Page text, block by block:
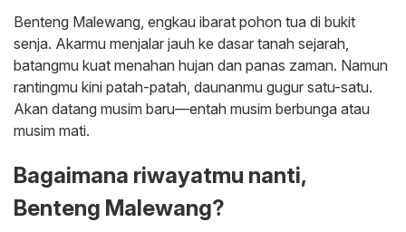
Benteng Malewang, engkau ibarat pohon tua di bukit
senja. Akarmu menjalar jauh ke dasar tanah sejarah,
batangmu kuat menahan hujan dan panas zaman. Namun
rantingmu kini patah-patah, daunanmu gugur satu-satu.
Akan datang musim baru—entah musim berbunga atau
musim mati.
Bagaimana riwayatmu nanti,
Benteng Malewang?